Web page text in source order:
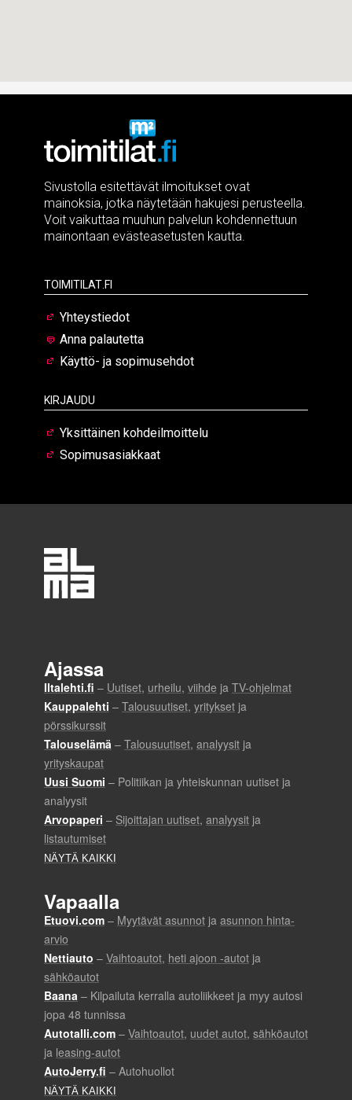
Sivustolla esitettävät ilmoitukset ovat
mainoksia, jotka näytetään hakujesi perusteella.
Voit vaikuttaa muuhun palvelun kohdennettuun
mainontaan evästeasetusten kautta.
Toimitilat.fi
Yhteystiedot
Anna palautetta
Käyttö- ja sopimusehdot
Kirjaudu
Yksittäinen kohdeilmoittelu
Sopimusasiakkaat